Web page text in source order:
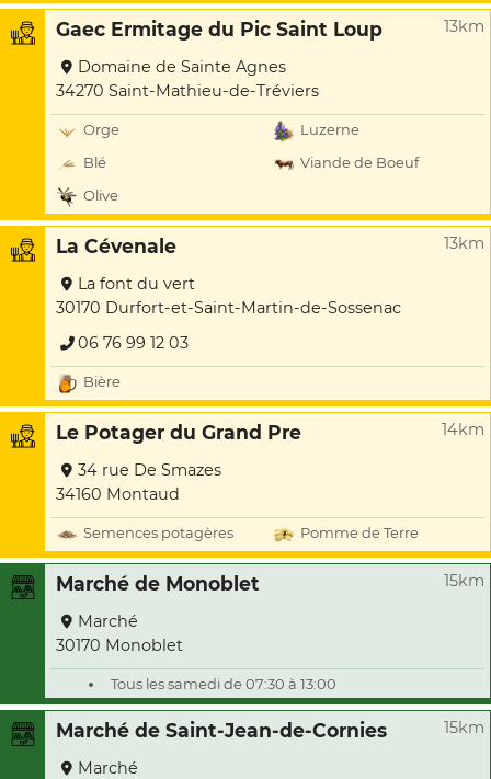
Gaec Ermitage du Pic Saint Loup 13km
Domaine de Sainte Agnes
34270 Saint-Mathieu-de-Tréviers
Orge
Luzerne
Blé
Viande de Boeuf
Olive
La Cévenale 13km
La font du vert
30170 Durfort-et-Saint-Martin-de-Sossenac
06 76 99 12 03
Bière
Le Potager du Grand Pre 14km
34 rue De Smazes
34160 Montaud
Semences potagères Pomme de Terre
Marché de Monoblet 15km
Marché
30170 Monoblet
Tous les samedi de 07:30 à 13:00
Marché de Saint-Jean-de-Cornies 15km
Marché